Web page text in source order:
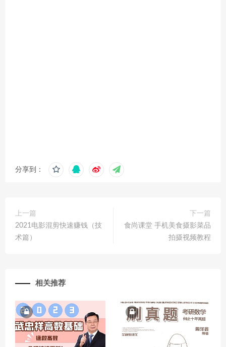
分享到：
上一篇
2021电影混剪快速赚钱（技
术篇）
下一篇
食尚课堂 手机美食摄影菜品
拍摄视频教程
相关推荐